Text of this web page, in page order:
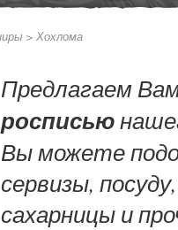
> Хохлома
Предлагаем
росписью
Вы можете
сервизы,
сахарницы и